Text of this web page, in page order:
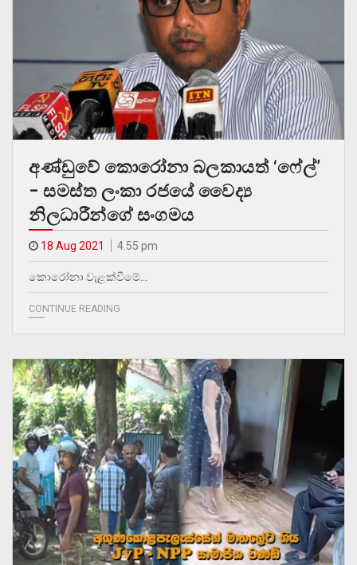
අණ්ඩුවේ කොරෝනා බලකායත් ‘ෆේල්’
– සමස්ත ලංකා රජයේ වෛද්‍ය
නිලධාරීන්ගේ සංගමය
18 Aug 2021 4.55 pm
කොරෝනා වැළක්වීමේ…
CONTINUE READING